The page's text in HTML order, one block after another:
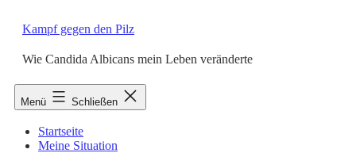
InhaltKampf gegen den Pilz
Wie Candida Albicans mein Leben veränderte
Menü Schließen
Startseite
Meine Situation